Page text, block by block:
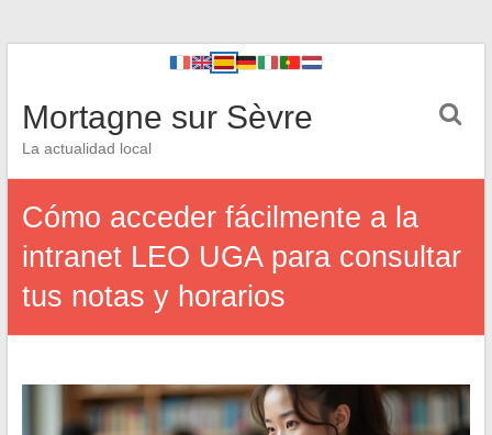
Mortagne sur Sèvre
La actualidad local
Cómo acceder fácilmente a la
intranet LEO UGA para consultar
tus notas y horarios